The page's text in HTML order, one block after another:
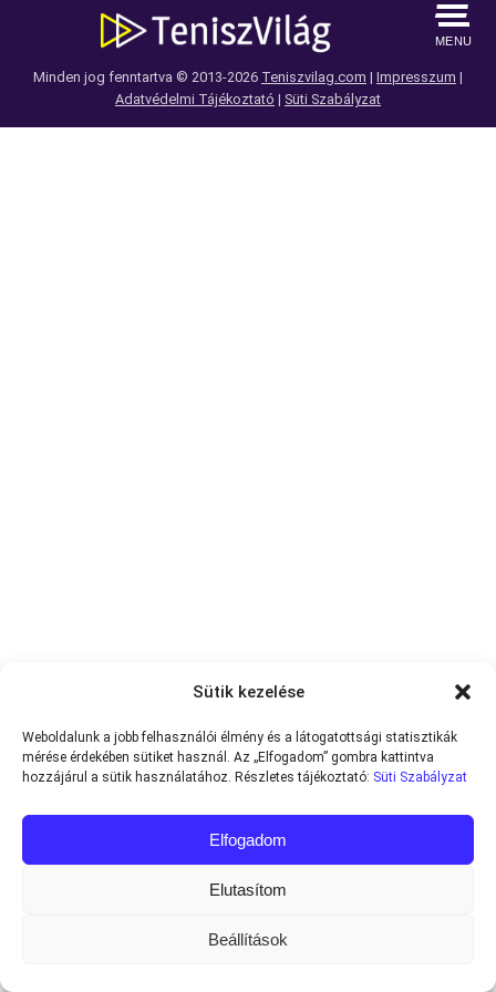
Sütik kezelése
Weboldalunk a jobb felhasználói élmény és a látogatottsági statisztikák
mérése érdekében sütiket használ. Az „Elfogadom” gombra kattintva
hozzájárul a sütik használatához. Részletes tájékoztató: Süti Szabályzat
Elfogadom
Elutasítom
Beállítások
MENU
Minden jog fenntartva © 2013-2026 Teniszvilag.com | Impresszum |
Adatvédelmi Tájékoztató | Süti Szabályzat